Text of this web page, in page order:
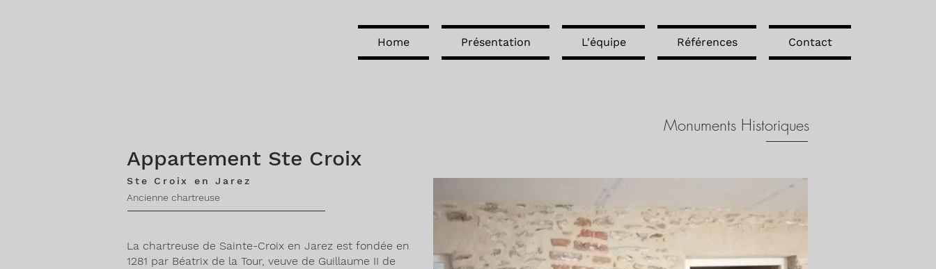
Home Présentation L'équipe Références Contact
Monuments Historiques
Appartement Ste Croix
Ste Croix en Jarez
Ancienne chartreuse
La chartreuse de Sainte-Croix en Jarez est fondée en
1281 par Béatrix de la Tour, veuve de Guillaume II de